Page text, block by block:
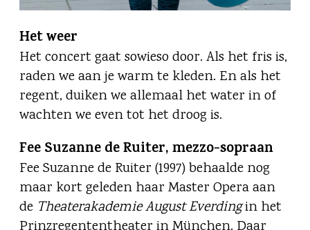
Het weer
Het concert gaat sowieso door. Als het fris is,
raden we aan je warm te kleden. En als het
regent, duiken we allemaal het water in of
wachten we even tot het droog is.
Fee Suzanne de Ruiter, mezzo-sopraan
Fee Suzanne de Ruiter (1997) behaalde nog
maar kort geleden haar Master Opera aan
de Theaterakademie August Everdingin het